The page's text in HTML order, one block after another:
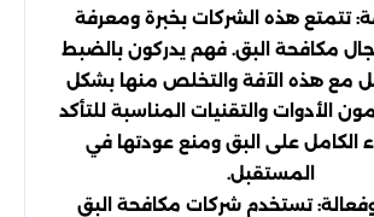
تتمتع هذه الشركات بخبرة ومعرفة
مكافحة البق. فهم يدركون بالضبط
مع هذه الآفة والتخلص منها بشكل
الأدوات والتقنيات المناسبة للتأكد
الكامل على البق ومنع عودتها في
المستقبل.
تستخدم شركات مكافحة البق